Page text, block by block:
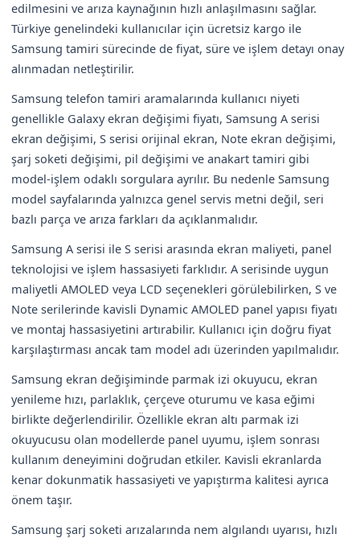
edilmesini ve arıza kaynağının hızlı anlaşılmasını sağlar.
Türkiye genelindeki kullanıcılar için ücretsiz kargo ile
Samsung tamiri sürecinde de fiyat, süre ve işlem detayı onay
alınmadan netleştirilir.
Samsung telefon tamiri aramalarında kullanıcı niyeti
genellikle Galaxy ekran değişimi fiyatı, Samsung A serisi
ekran değişimi, S serisi orijinal ekran, Note ekran değişimi,
şarj soketi değişimi, pil değişimi ve anakart tamiri gibi
model-işlem odaklı sorgulara ayrılır. Bu nedenle Samsung
model sayfalarında yalnızca genel servis metni değil, seri
bazlı parça ve arıza farkları da açıklanmalıdır.
Samsung A serisi ile S serisi arasında ekran maliyeti, panel
teknolojisi ve işlem hassasiyeti farklıdır. A serisinde uygun
maliyetli AMOLED veya LCD seçenekleri görülebilirken, S ve
Note serilerinde kavisli Dynamic AMOLED panel yapısı fiyatı
ve montaj hassasiyetini artırabilir. Kullanıcı için doğru fiyat
karşılaştırması ancak tam model adı üzerinden yapılmalıdır.
Samsung ekran değişiminde parmak izi okuyucu, ekran
yenileme hızı, parlaklık, çerçeve oturumu ve kasa eğimi
birlikte değerlendirilir. Özellikle ekran altı parmak izi
okuyucusu olan modellerde panel uyumu, işlem sonrası
kullanım deneyimini doğrudan etkiler. Kavisli ekranlarda
kenar dokunmatik hassasiyeti ve yapıştırma kalitesi ayrıca
önem taşır.
Samsung şarj soketi arızalarında nem algılandı uyarısı, hızlı